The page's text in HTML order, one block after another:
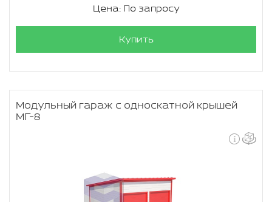
Цена: По запросу
Купить
Модульный гараж с односкатной крышей
МГ-8